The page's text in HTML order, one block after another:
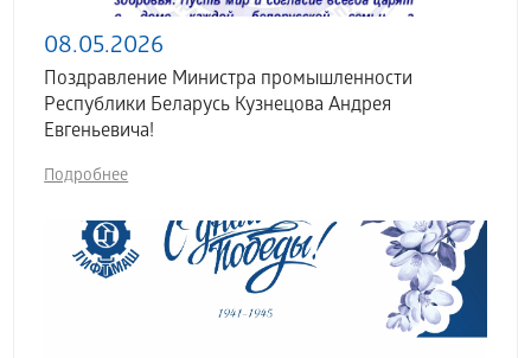
08.05.2026
Поздравление Министра промышленности
Республики Беларусь Кузнецова Андрея
Евгеньевича!
Подробнее